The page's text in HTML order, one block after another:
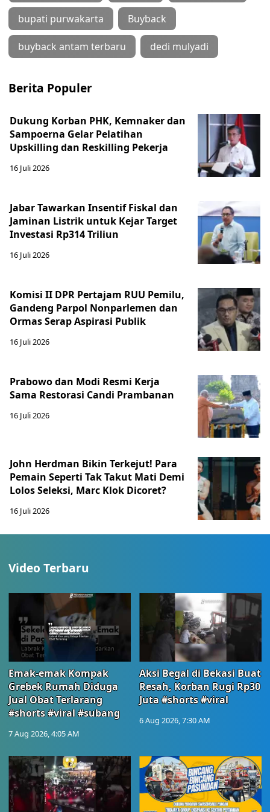
bupati purwakarta Buyback
buyback antam terbaru dedi mulyadi
Berita Populer
Dukung Korban PHK, Kemnaker dan
Sampoerna Gelar Pelatihan
Upskilling dan Reskilling Pekerja
16 Juli 2026
Jabar Tawarkan Insentif Fiskal dan
Jaminan Listrik untuk Kejar Target
Investasi Rp314 Triliun
16 Juli 2026
Komisi II DPR Pertajam RUU Pemilu,
Gandeng Parpol Nonparlemen dan
Ormas Serap Aspirasi Publik
16 Juli 2026
Prabowo dan Modi Resmi Kerja
Sama Restorasi Candi Prambanan
16 Juli 2026
John Herdman Bikin Terkejut! Para
Pemain Seperti Tak Takut Mati Demi
Lolos Seleksi, Marc Klok Dicoret?
16 Juli 2026
Video Terbaru
Emak-emak Kompak
Grebek Rumah Diduga
Jual Obat Terlarang
#shorts #viral #subang
7 Aug 2026, 4:05 AM
Aksi Begal di Bekasi Buat
Resah, Korban Rugi Rp30
Juta #shorts #viral
6 Aug 2026, 7:30 AM